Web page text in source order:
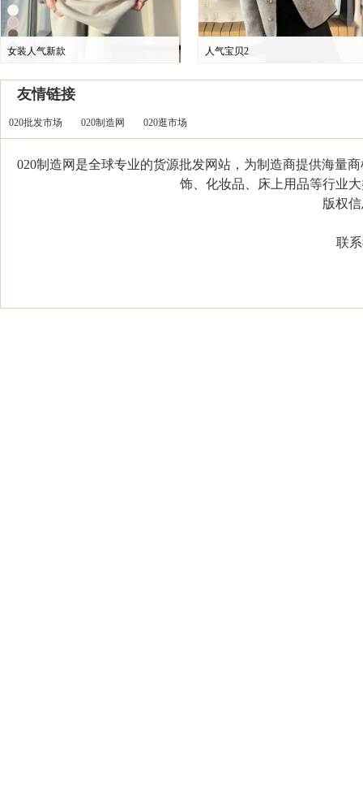
女装人气新款 人气宝贝2
友情链接
020批发市场 020制造网 020逛市场
020制造网是全球专业的货源批发网站，为制造商提供海量
饰、化妆品、床上用品等行业
版权信
联